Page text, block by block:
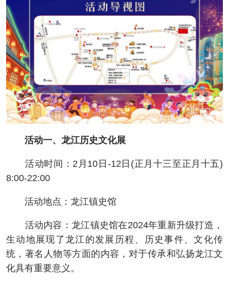
活动一、龙江历史文化展
活动时间：2月10日-12日(正月十三至正月十五)
8:00-22:00
活动地点：龙江镇史馆
活动内容：龙江镇史馆在2024年重新升级打造，
生动地展现了龙江的发展历程、历史事件、文化传
统，著名人物等方面的内容，对于传承和弘扬龙江文
化具有重要意义。